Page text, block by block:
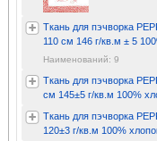
Ткань для пэчворка
110 см 146 г/кв.м ± 5
Наименований: 9
Ткань для пэчворка
см 145±5 г/кв.м 100%
Ткань для пэчворка
120±3 г/кв.м 100%